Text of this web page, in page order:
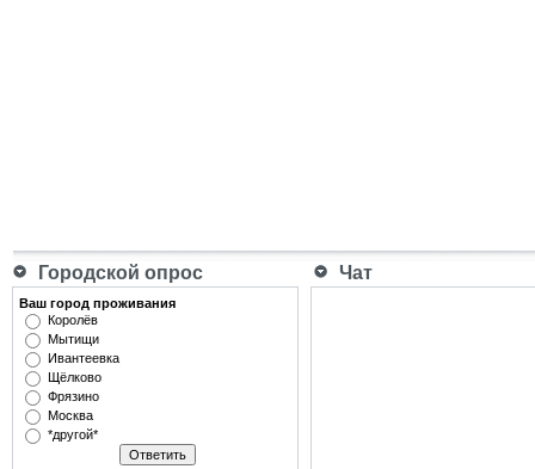
Городской опрос Чат
Ваш город проживания
Королёв
Мытищи
Ивантеевка
Щёлково
Фрязино
Москва
*другой*